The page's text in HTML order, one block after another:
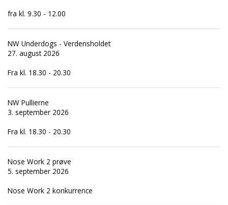
fra kl. 9.30 - 12.00
NW Underdogs - Verdensholdet
27. august 2026
Fra kl. 18.30 - 20.30
NW Pullierne
3. september 2026
Fra kl. 18.30 - 20.30
Nose Work 2 prøve
5. september 2026
Nose Work 2 konkurrence